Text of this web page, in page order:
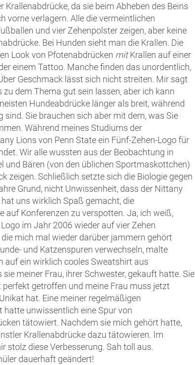
da sie beim Abheben des Beins
vorne verlagern. Alle die vermeintlichen
und vier Zehenpolster zeigen, aber keine
Bei Hunden sieht man die Krallen. Die
Look von Pfotenabdrücken mitKrallen auf einer
einem Tattoo. Manche finden das unordentlich,
Geschmack lässt sich nicht streiten. Mir sagt
dem Thema gut sein lassen, aber ich kann
Hundeabdrücke länger als breit, während
sind. Sie brauchen sich aber mit dem, was Sie
Während meines Studiums der
Lions von Penn State ein Fünf-Zehen-Logo für
Wir alle wussten aus der Beobachtung in
und Bären (von den üblichen Sportmaskottchen)
zeigen. Schließlich setzte sich die Biologie gegen
Grund, nicht Unwissenheit, dass der Nittany
uns wirklich Spaß gemacht, die
auf Konferenzen zu verspotten. Ja, ich weiß,
im Jahr 2006 wieder auf vier Zehen
mich mal wieder darüber jammern gehört
und Katzenspuren verwechseln, malte
auf ein wirklich cooles Sweatshirt aus
sie meiner Frau, ihrer Schwester, gekauft hatte. Sie
getroffen und meine Frau muss jetzt
hat. Eine meiner regelmäßigen
unwissentlich eine Spur von
tätowiert. Nachdem sie mich gehört hatte,
Krallenabdrücke dazu tätowieren. Im
stolz diese Verbesserung. Sah toll aus.
dauerhaft geändert!